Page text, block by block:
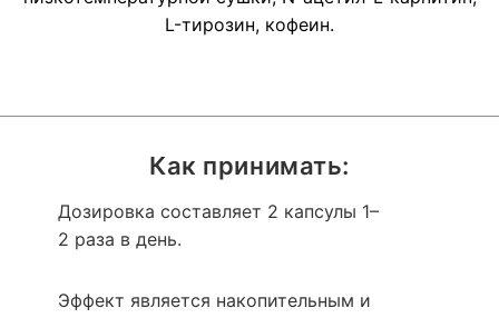
Как принимать:
Дозировка составляет 2 капсулы 1–
2 раза в день.
Эффект является накопительным и
L-тирозин, кофеин.